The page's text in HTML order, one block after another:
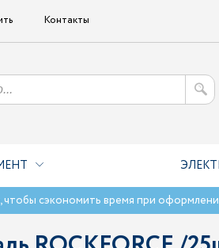
Контакты
сэкономить время при